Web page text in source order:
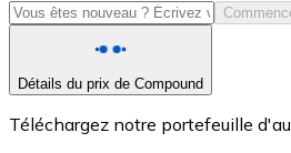
Détails du prix de Compound
Téléchargez notre portefeuille